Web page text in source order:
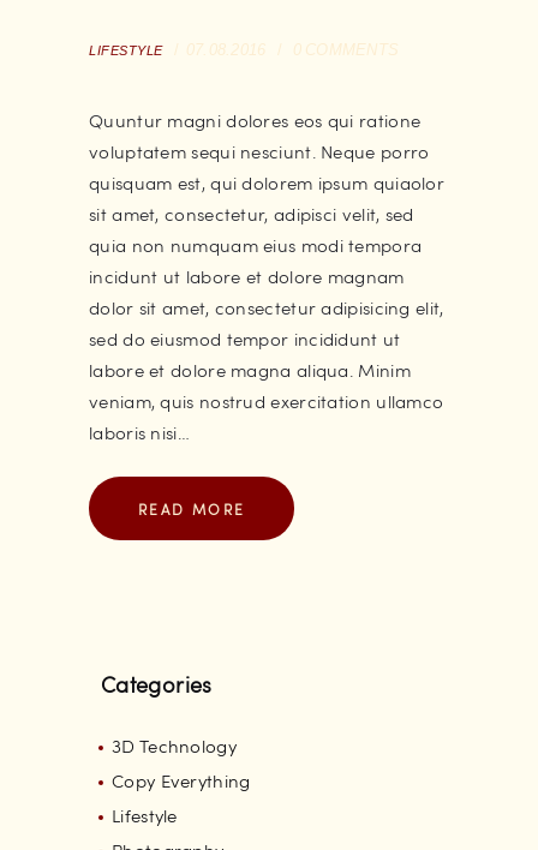
LIFESTYLE 07.08.2016 0 COMMENTS
Quuntur magni dolores eos qui ratione
voluptatem sequi nesciunt. Neque porro
quisquam est, qui dolorem ipsum quiaolor
sit amet, consectetur, adipisci velit, sed
quia non numquam eius modi tempora
incidunt ut labore et dolore magnam
dolor sit amet, consectetur adipisicing elit,
sed do eiusmod tempor incididunt ut
labore et dolore magna aliqua. Minim
veniam, quis nostrud exercitation ullamco
laboris nisi…
READ MORE
Categories
3D Technology
Copy Everything
Lifestyle